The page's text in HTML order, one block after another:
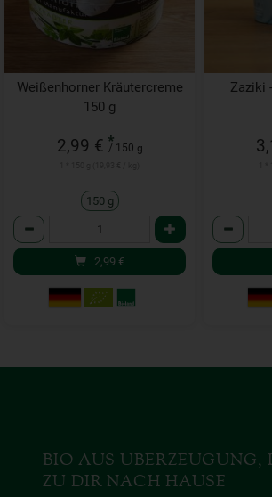
Weißenhorner Kräutercreme
150 g
2,99 € *
/ 150 g
150 g
Anzahl
2,99 €
Zaziki
Anzahl
BIO AUS ÜBERZEUGUNG,
ZU DIR NACH HAUSE